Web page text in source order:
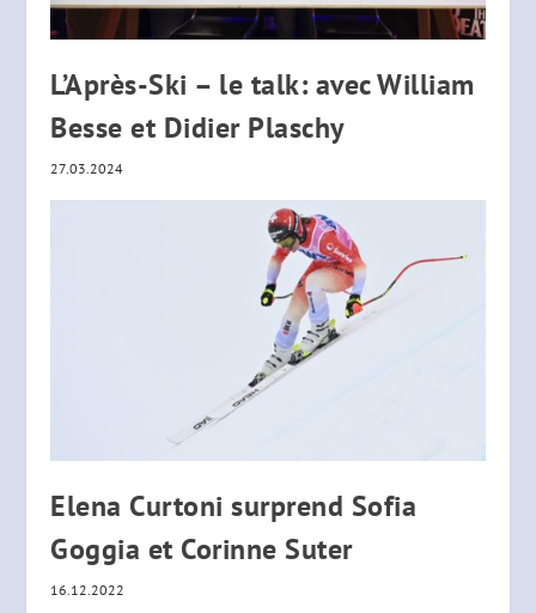
L’Après-Ski – le talk: avec William
Besse et Didier Plaschy
27.03.2024
Elena Curtoni surprend Sofia
Goggia et Corinne Suter
16.12.2022